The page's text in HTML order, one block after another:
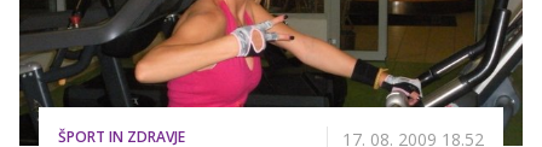
ŠPORT IN ZDRAVJE 17. 08. 2009 18.52